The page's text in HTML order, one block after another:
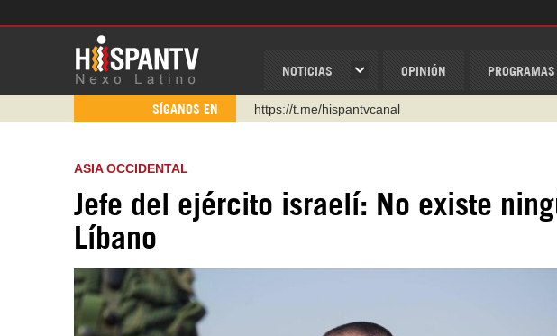
NOTICIAS OPINIÓN PROGRAMAS
SÍGANOS EN
https://t.me/hispantvcanal
Instagram como: hispan_tv
https://www.facebook.com/Nexolatino.Canal
http://twitter.com/nexo_latino
ASIA OCCIDENTAL
Jefe del ejército israelí: No existe
Líbano